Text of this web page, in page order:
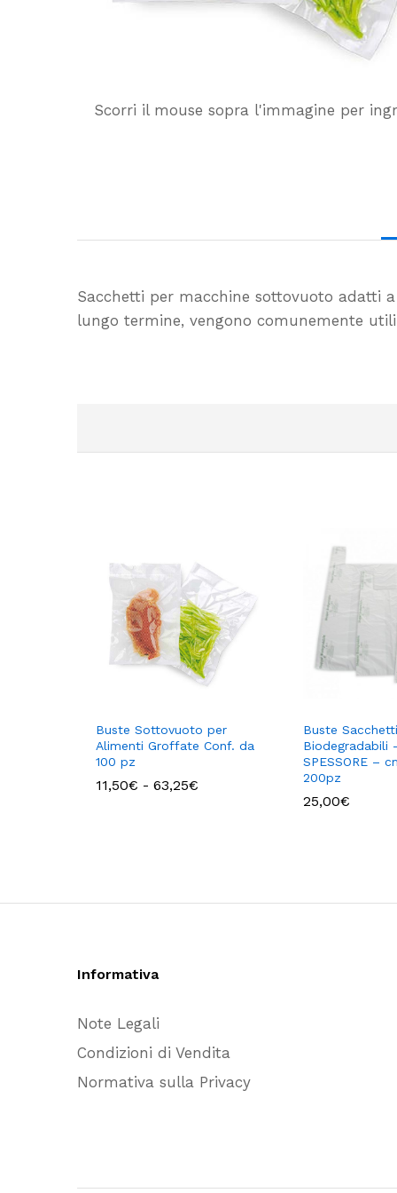
Scorri il mouse sopra l'immagine per
Sacchetti per macchine sottovuoto adatti
lungo termine, vengono comunemente
Buste Sottovuoto per
Alimenti Groffate Conf. da
100 pz
11,50€ - 63,25€
Buste
Biodegradabili
SPESSORE –
200pz
25,00€
Informativa
Note Legali
Condizioni di Vendita
Normativa sulla Privacy